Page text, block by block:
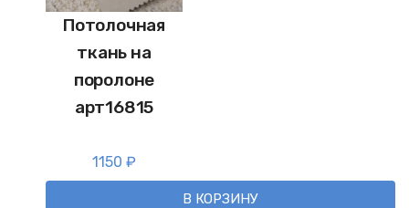
Потолочная
ткань на
поролоне
арт16815
1150 ₽
В КОРЗИНУ